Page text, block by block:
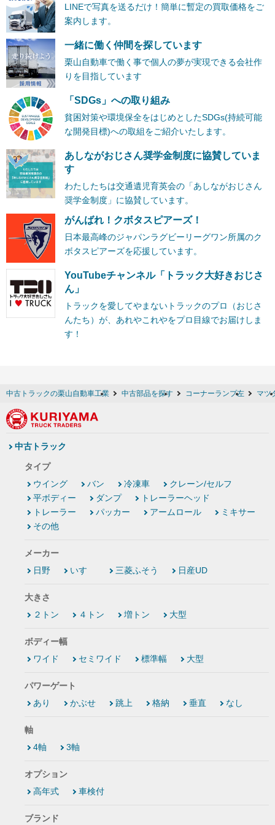
LINEで写真を送るだけ！簡単に暫定の買取価格をご
案内します。
一緒に働く仲間を探しています
栗山自動車で働く事で個人の夢が実現できる会社作
りを目指しています
「SDGs」への取り組み
貧困対策や環境保全をはじめとしたSDGs(持続可能
な開発目標)への取組をご紹介いたします。
あしながおじさん奨学金制度に協賛していま
す
わたしたちは交通遺児育英会の「あしながおじさん
奨学金制度」に協賛しています。
がんばれ！クボタスピアーズ！
日本最高峰のジャパンラグビーリーグワン所属のク
ボタスピアーズを応援しています。
YouTubeチャンネル「トラック大好きおじさ
ん」
トラックを愛してやまないトラックのプロ（おじさ
んたち）が、あれやこれやをプロ目線でお届けしま
す！
中古トラックの栗山自動車工業 中古部品を探す コーナーランプ左 マツ
中古トラック
タイプ
ウイング
バン 冷凍車
クレーン/セルフ
平ボディー
ダンプ
トレーラーヘッド
トレーラー
パッカー アームロール
ミキサー
その他
メーカー
日野
いすゞ 三菱ふそう 日産UD
大きさ
２トン
４トン 増トン 大型
ボディー幅
ワイド
セミワイド 標準幅 大型
パワーゲート
あり
かぶせ 跳上 格納 垂直 なし
軸
4軸
3軸
オプション
高年式
車検付
ブランド